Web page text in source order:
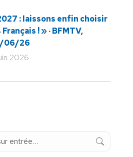
: laissons enfin choisir
Français ! » · BFMTV,
06/26
2026